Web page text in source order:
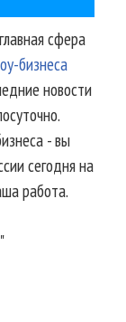
сфера
бизнеса
новости
- вы
сегодня на
работа.